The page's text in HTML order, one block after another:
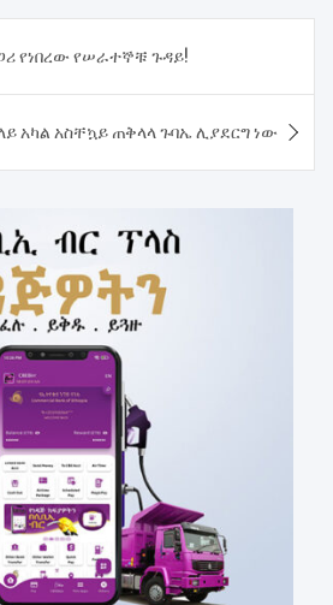
የነበረው የሠራተኞቹ ጉዳይ!
አካል አስቸኳይ ጠቅላላ ጉባኤ ሊያደርግ ነው